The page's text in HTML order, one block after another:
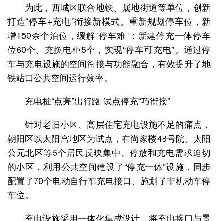
为此，西城区联合地铁、属地街道等单位，创新
打造“停车+充电”衔接新模式。重新规划停车位，新
增150余个泊位，缓解“停车难”；新建停充一体停车
位60个、充换电柜5个，实现“停车可充电”。通过停
车与充电设施的空间衔接与功能融合，有效提升了地
铁站口公共空间运行效率。
充电桩“点亮”出行路 试点停充“巧衔接”
针对老旧小区、高层住宅充电设施不足的痛点，
朝阳区以太阳宫地区为试点，在尚家楼48号院、太阳
公元北区等5个居民反映集中、停放和充电需求迫切
的小区，利用公共空间建设了“停充一体”设施，同步
配置了70个电动自行车充电接口、施划了非机动车停
车位。
充电设施采用一体化集成设计，将充电接口与景